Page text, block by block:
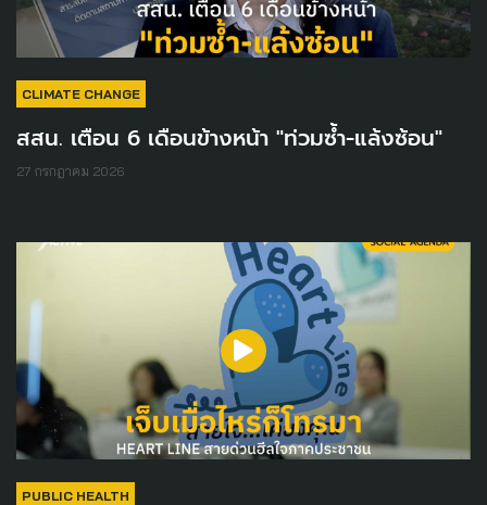
CLIMATE CHANGE
สสน. เตือน 6 เดือนข้างหน้า "ท่วมซ้ำ-แล้งซ้อน"
27 กรกฎาคม 2026
PUBLIC HEALTH